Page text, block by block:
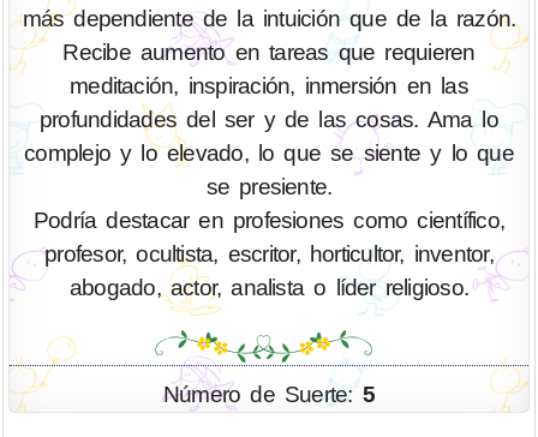
más dependiente de la intuición que de la razón.
Recibe aumento en tareas que requieren
meditación, inspiración, inmersión en las
profundidades del ser y de las cosas. Ama lo
complejo y lo elevado, lo que se siente y lo que
se presiente.
Podría destacar en profesiones como científico,
profesor, ocultista, escritor, horticultor, inventor,
abogado, actor, analista o líder religioso.
Número de Suerte: 5